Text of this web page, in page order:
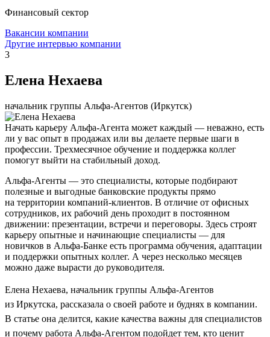
Финансовый сектор
Вакансии компании
Другие интервью компании
3
Елена Нехаева
начальник группы Альфа-Агентов (Иркутск)
Начать карьеру Альфа-Агента может каждый — неважно, есть
ли у вас опыт в продажах или вы делаете первые шаги в
профессии. Трехмесячное обучение и поддержка коллег
помогут выйти на стабильный доход.
Альфа-Агенты — это специалисты, которые подбирают
полезные и выгодные банковские продукты прямо
на территории компаний-клиентов. В отличие от офисных
сотрудников, их рабочий день проходит в постоянном
движении: презентации, встречи и переговоры. Здесь строят
карьеру опытные и начинающие специалисты — для
новичков в Альфа-Банке есть программа обучения, адаптации
и поддержки опытных коллег. А через несколько месяцев
можно даже вырасти до руководителя.
Елена Нехаева, начальник группы Альфа-Агентов
из Иркутска, рассказала о своей работе и буднях в компании.
В статье она делится, какие качества важны для специалистов
и почему работа Альфа-Агентом подойдет тем, кто ценит